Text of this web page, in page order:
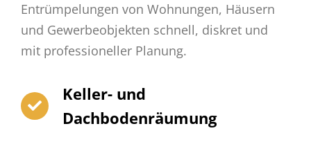
Entrümpelungen von Wohnungen, Häusern
und Gewerbeobjekten schnell, diskret und
mit professioneller Planung.
Keller- und
Dachbodenräumung